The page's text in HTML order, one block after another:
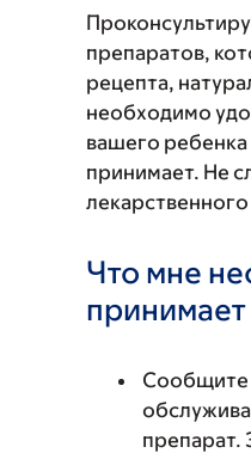
препаратов,
рецепта,
необходимо
вашего
принимает. Не
Что мне
Сообщите
препарат.